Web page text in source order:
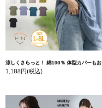
涼しくさらっと！ 綿100％ 体型カバーもお洒落も叶える 風合いコットン ゆるシルエット ドルマン | 大きいサイズの通販ならハッピーマリリン
1,188円(税込)